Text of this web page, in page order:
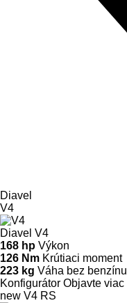
Diavel
V4
Diavel V4
168 hp Výkon
126 Nm Krútiaci moment
223 kg Váha bez benzínu
Konfigurátor Objavte viac
new V4 RS